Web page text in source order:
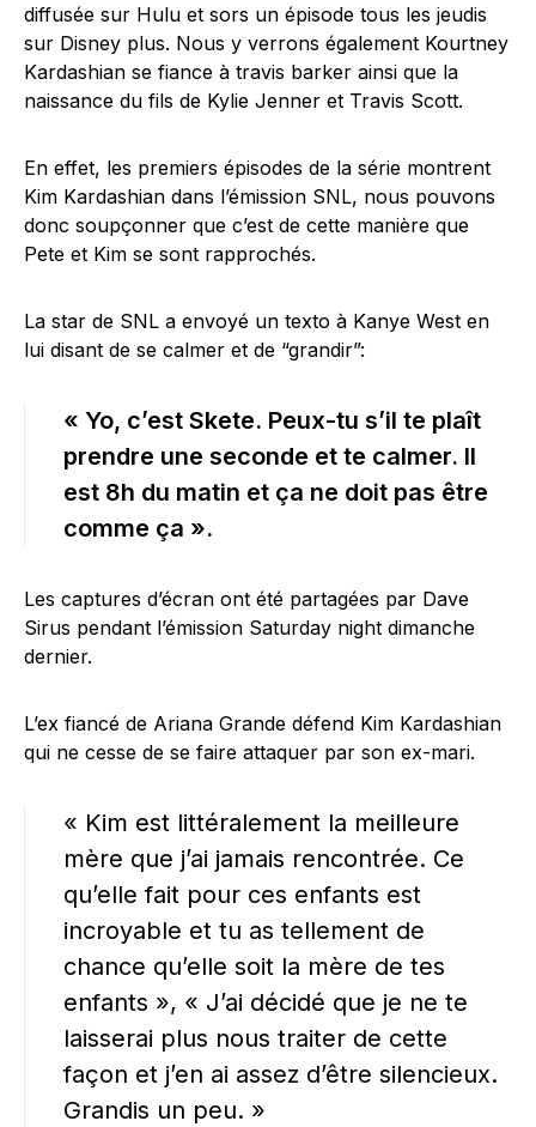
diffusée sur Hulu et sors un épisode tous les jeudis
sur Disney plus. Nous y verrons également Kourtney
Kardashian se fiance à travis barker ainsi que la
naissance du fils de Kylie Jenner et Travis Scott.
En effet, les premiers épisodes de la série montrent
Kim Kardashian dans l’émission SNL, nous pouvons
donc soupçonner que c’est de cette manière que
Pete et Kim se sont rapprochés.
La star de SNL a envoyé un texto à Kanye West en
lui disant de se calmer et de “grandir”:
« Yo, c’est Skete. Peux-tu s’il te plaît
prendre une seconde et te calmer. Il
est 8h du matin et ça ne doit pas être
comme ça ».
Les captures d’écran ont été partagées par Dave
Sirus pendant l’émission Saturday night dimanche
dernier.
L’ex fiancé de Ariana Grande défend Kim Kardashian
qui ne cesse de se faire attaquer par son ex-mari.
« Kim est littéralement la meilleure
mère que j’ai jamais rencontrée. Ce
qu’elle fait pour ces enfants est
incroyable et tu as tellement de
chance qu’elle soit la mère de tes
enfants », « J’ai décidé que je ne te
laisserai plus nous traiter de cette
façon et j’en ai assez d’être silencieux.
Grandis un peu. »